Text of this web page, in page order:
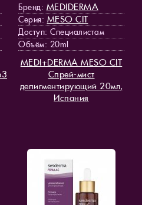
Бренд: MEDIDERMA
Серия: MESO СIT
Доступ: Специалистам
Объём: 20ml
MEDI+DERMA MESO СIT
Спрей-мист
депигментирующий 20мл,
Испания